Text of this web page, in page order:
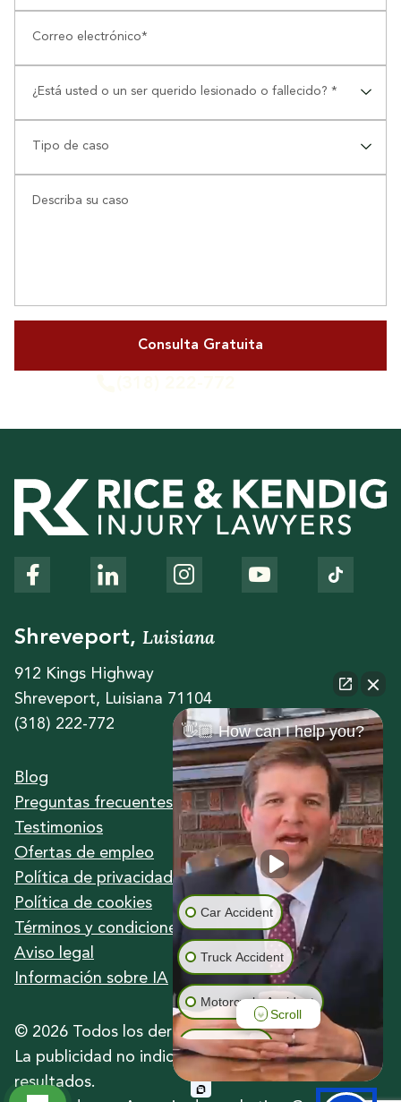
Correo electrónico*
⠀
¿Está usted o un ser querido lesionado o fallecido? *
⠀
Tipo de caso
Describa su caso
Shreveport, Luisiana
912 Kings Highway
Shreveport, Luisiana 71104
(318) 222-772
Blog
Preguntas frecuentes
Testimonios
Ofertas de empleo
Política de privacidad
Política de cookies
Términos y condiciones
Aviso legal
Información sobre IA
© 2026 Todos los derechos reservados.
La publicidad no indica una garantía de
resultados.
👋🏼 How can I help you?
Car Accident
Truck Accident
Motorcycle Accident
Animal Bite
Wrongful Death
Scroll